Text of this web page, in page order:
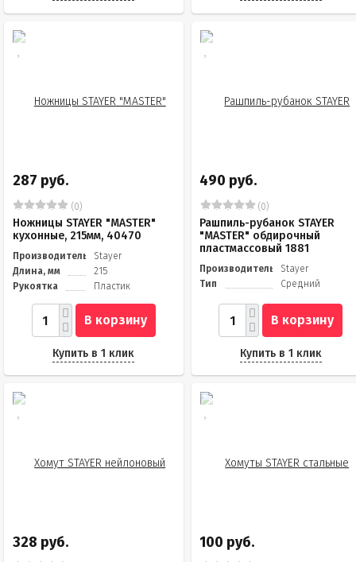
287 руб.
(0)
Ножницы STAYER "MASTER"
кухонные, 215мм, 40470
Производитель
Stayer
Длина, мм
215
Рукоятка
Пластик
В корзину
Купить в 1 клик
490 руб.
(0)
Рашпиль-рубанок STAYER
"MASTER" обдирочный
пластмассовый 1881
Производитель
Stayer
Тип
Средний
В корзину
Купить в 1 клик
328 руб. 100 руб.